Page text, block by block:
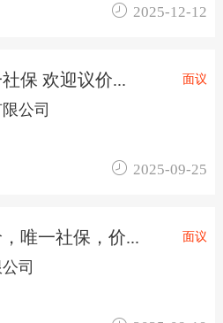
 2025-12-12
保 欢迎议价... 面议
公司
 2025-09-25
唯一社保，价... 面议
司